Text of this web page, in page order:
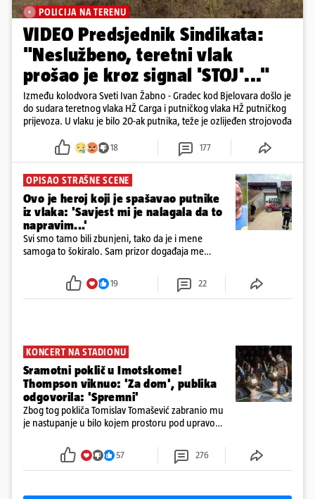
POLICIJA NA TERENU
VIDEO Predsjednik Sindikata:
"Neslužbeno, teretni vlak
prošao je kroz signal 'STOJ'..."
Između kolodvora Sveti Ivan Žabno - Gradec kod Bjelovara došlo je
do sudara teretnog vlaka HŽ Carga i putničkog vlaka HŽ putničkog
prijevoza. U vlaku je bilo 20-ak putnika, teže je ozlijeđen strojovođa
18 177
OPISAO STRAŠNE SCENE
Ovo je heroj koji je spašavao putnike
iz vlaka: 'Savjest mi je nalagala da to
napravim...'
Svi smo tamo bili zbunjeni, tako da je i mene
samoga to šokiralo. Sam prizor događaja me
19 22
KONCERT NA STADIONU
Sramotni poklič u Imotskome!
Thompson viknuo: 'Za dom', publika
odgovorila: 'Spremni'
Zbog tog pokliča Tomislav Tomašević zabranio mu
je nastupanje u bilo kojem prostoru pod upravom
57 276